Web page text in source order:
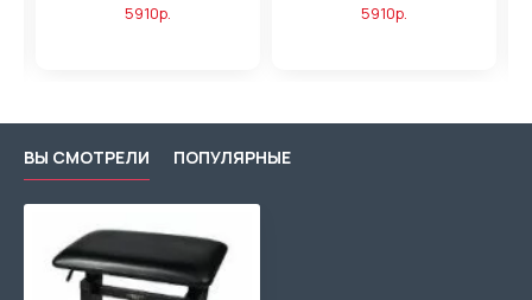
5910р. 5910р.
ВЫ СМОТРЕЛИ ПОПУЛЯРНЫЕ